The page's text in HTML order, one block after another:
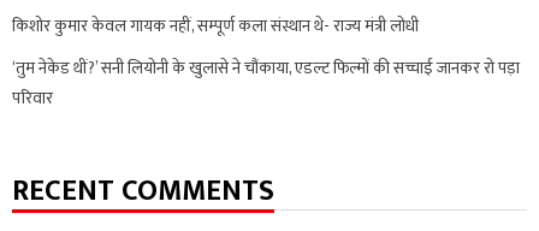
किशोर कुमार केवल गायक नहीं, सम्पूर्ण कला संस्थान थे- राज्य मंत्री लोधी
‘तुम नेकेड थीं?’ सनी लियोनी के खुलासे ने चौंकाया, एडल्ट फिल्मों की सच्चाई जानकर रो पड़ा
परिवार
RECENT COMMENTS